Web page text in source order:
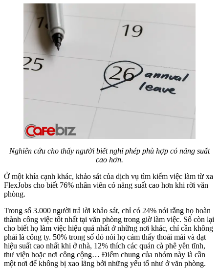
Nghiên cứu cho thấy người biết nghỉ phép phù hợp có năng suất
cao hơn.
Ở một khía cạnh khác, khảo sát của dịch vụ tìm kiếm việc làm từ xa
FlexJobs cho biết 76% nhân viên có năng suất cao hơn khi rời văn
phòng.
Trong số 3.000 người trả lời khảo sát, chỉ có 24% nói rằng họ hoàn
thành công việc tốt nhất tại văn phòng trong giờ làm việc. Số còn lại
cho biết họ làm việc hiệu quả nhất ở những nơi khác, chỉ cần không
phải là công ty. 50% trong số đó nói họ cảm thấy thoải mái và đạt
hiệu suất cao nhất khi ở nhà, 12% thích các quán cà phê yên tĩnh,
thư viện hoặc nơi công cộng… Điểm chung của nhóm này là cần
một nơi để không bị xao lãng bởi những yếu tố như ở văn phòng.